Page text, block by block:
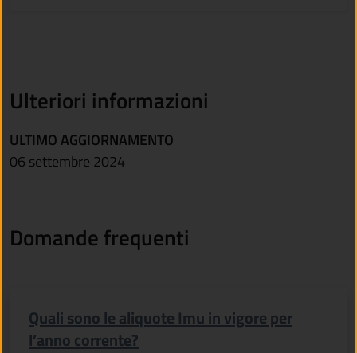
Ulteriori informazioni
ULTIMO AGGIORNAMENTO
06 settembre 2024
Domande frequenti
Quali sono le aliquote Imu in vigore per
l’anno corrente?